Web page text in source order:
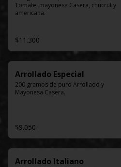
Tomate, mayonesa Casera, chucrut y
americana.
$11.300
Arrollado Especial
200 gramos de puro Arrollado y
Mayonesa Casera.
$9.050
Arrollado Italiano